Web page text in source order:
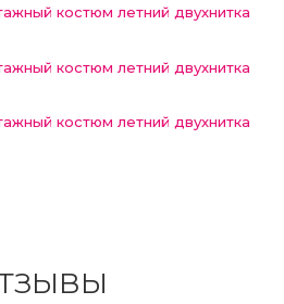
костюм летний двухнитка
костюм летний двухнитка
костюм летний двухнитка